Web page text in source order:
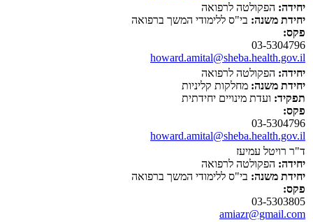
יחידה: הפקולטה לרפואה
יחידת משנה: בי"ס ללימודי המשך ברפואה
פקס:
03-5304796
howard.amital@sheba.health.gov.il
יחידה: הפקולטה לרפואה
יחידת משנה: מחלקות קליניות
תפקיד: ועדת מינויים יחידתית
פקס:
03-5304796
howard.amital@sheba.health.gov.il
ד"ר רויטל עמיעז
יחידה: הפקולטה לרפואה
יחידת משנה: בי"ס ללימודי המשך ברפואה
פקס:
03-5303805
amiazr@gmail.com